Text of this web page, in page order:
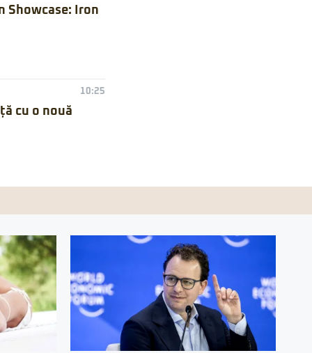
Showcase: Iron
10:25
cu o nouă